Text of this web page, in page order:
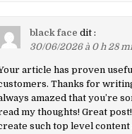
black face dit :
30/06/2026 à 0 h 28
article has proven
Thanks for
amazed that you’re
my thoughts! Great
such top level